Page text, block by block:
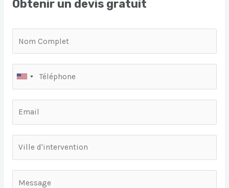
Obtenir un devis gratuit